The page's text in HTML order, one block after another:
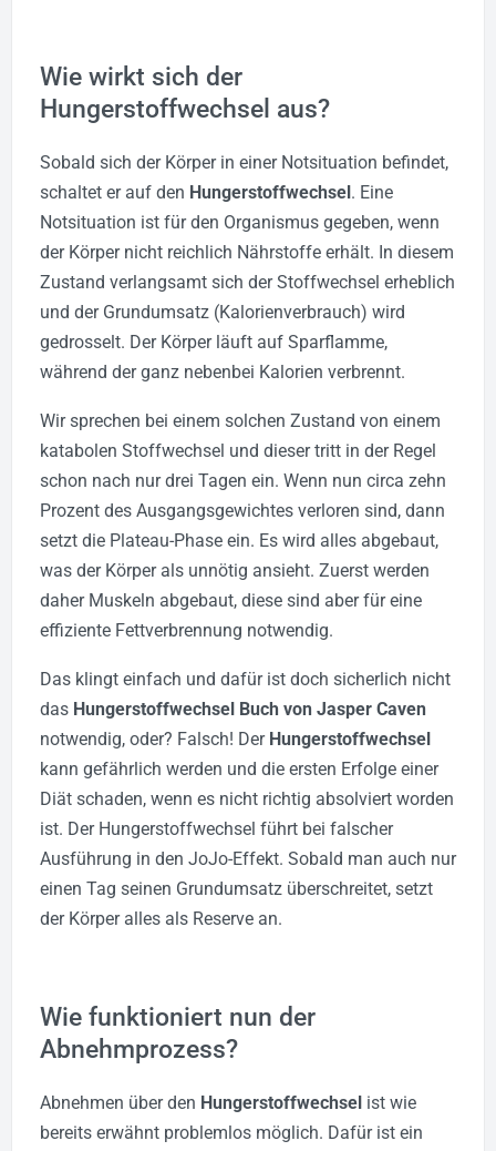
Wie wirkt sich der
Hungerstoffwechsel aus?
Sobald sich der Körper in einer Notsituation befindet,
schaltet er auf den Hungerstoffwechsel . Eine
Notsituation ist für den Organismus gegeben, wenn
der Körper nicht reichlich Nährstoffe erhält. In diesem
Zustand verlangsamt sich der Stoffwechsel erheblich
und der Grundumsatz (Kalorienverbrauch) wird
gedrosselt. Der Körper läuft auf Sparflamme,
während der ganz nebenbei Kalorien verbrennt.
Wir sprechen bei einem solchen Zustand von einem
katabolen Stoffwechsel und dieser tritt in der Regel
schon nach nur drei Tagen ein. Wenn nun circa zehn
Prozent des Ausgangsgewichtes verloren sind, dann
setzt die Plateau-Phase ein. Es wird alles abgebaut,
was der Körper als unnötig ansieht. Zuerst werden
daher Muskeln abgebaut, diese sind aber für eine
effiziente Fettverbrennung notwendig.
Das klingt einfach und dafür ist doch sicherlich nicht
das Hungerstoffwechsel Buch von Jasper Caven
notwendig, oder? Falsch! Der Hungerstoffwechsel
kann gefährlich werden und die ersten Erfolge einer
Diät schaden, wenn es nicht richtig absolviert worden
ist. Der Hungerstoffwechsel führt bei falscher
Ausführung in den JoJo-Effekt. Sobald man auch nur
einen Tag seinen Grundumsatz überschreitet, setzt
der Körper alles als Reserve an.
Wie funktioniert nun der
Abnehmprozess?
Abnehmen über den Hungerstoffwechsel ist wie
bereits erwähnt problemlos möglich. Dafür ist ein